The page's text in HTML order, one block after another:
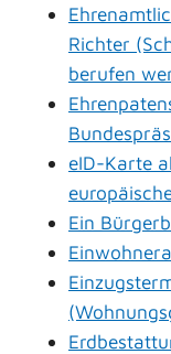
Richter
berufen
eID-Karte
Ein